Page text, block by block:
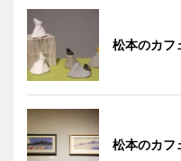
松本のカフ
松本のカフ